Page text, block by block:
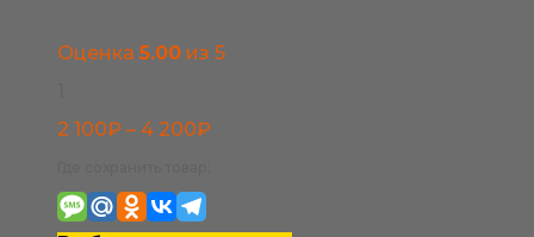
Оценка 5.00 из 5
2 100₽ – 4 200₽